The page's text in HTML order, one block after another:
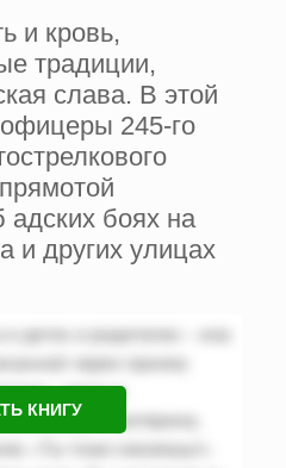
и кровь,
традиции,
слава. В этой
245-го
адских боях на
и других улицах
КНИГУ